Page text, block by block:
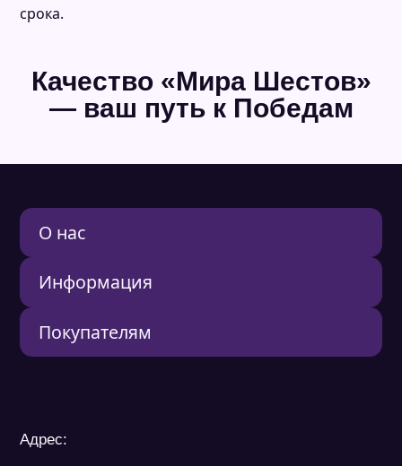
срока.
Качество «Мира Шестов»
— ваш путь к Победам
О нас
О нас
Отзывы
Контакты
Реквизиты
Информация
FAQ
Согласие на обработку персональных данных
Покупателям
Адрес: